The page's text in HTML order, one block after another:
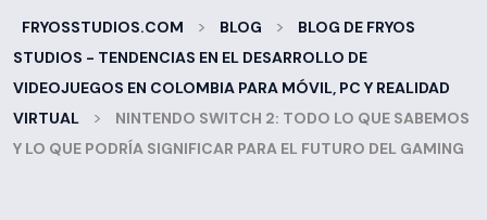
FRYOSSTUDIOS.COM > BLOG >
BLOG DE FRYOS
STUDIOS - TENDENCIAS EN EL DESARROLLO DE
VIDEOJUEGOS EN COLOMBIA PARA MÓVIL, PC Y REALIDAD
VIRTUAL
>
NINTENDO SWITCH 2: TODO LO QUE SABEMOS
Y LO QUE PODRÍA SIGNIFICAR PARA EL FUTURO DEL GAMING